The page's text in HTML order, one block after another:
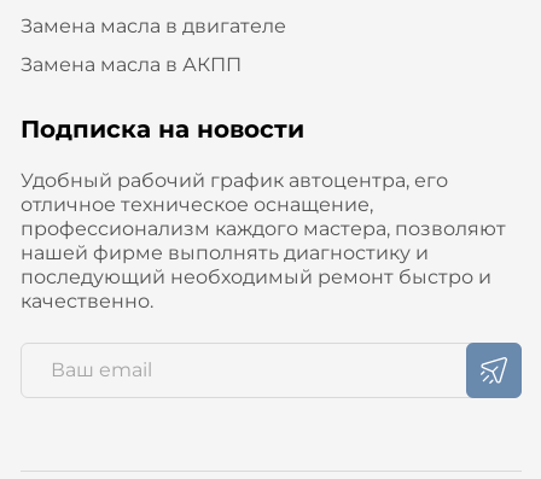
Замена масла в двигателе
Замена масла в АКПП
Подписка на новости
Удобный рабочий график автоцентра, его
отличное техническое оснащение,
профессионализм каждого мастера, позволяют
нашей фирме выполнять диагностику и
последующий необходимый ремонт быстро и
качественно.